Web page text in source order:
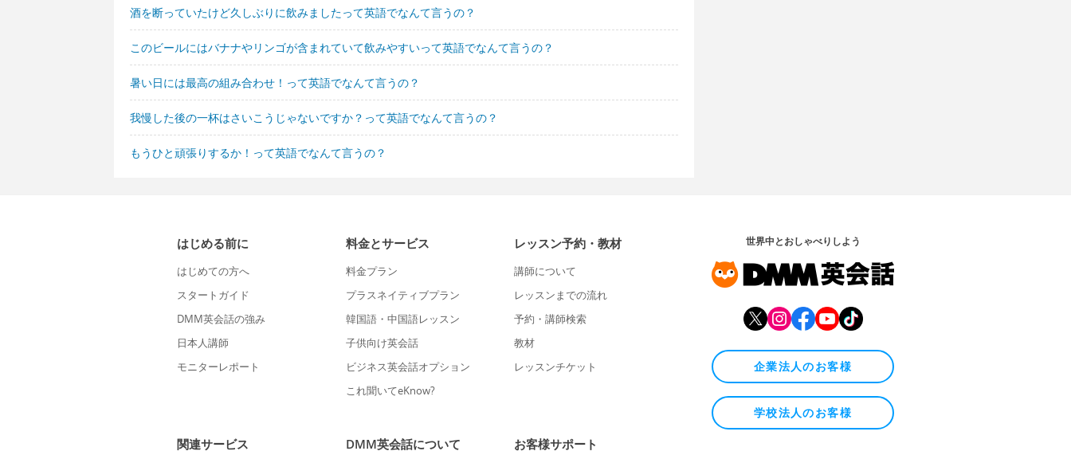
酒を断っていたけど久しぶりに飲みましたって英語でなんて言うの？
このビールにはバナナやリンゴが含まれていて飲みやすいって英語でなんて言うの？
暑い日には最高の組み合わせ！って英語でなんて言うの？
我慢した後の一杯はさいこうじゃないですか？って英語でなんて言うの？
もうひと頑張りするか！って英語でなんて言うの？
はじめる前に
はじめての方へ
スタートガイド
DMM英会話の強み
日本人講師
モニターレポート
料金とサービス
料金プラン
プラスネイティブプラン
韓国語・中国語レッスン
子供向け英会話
ビジネス英会話オプション
これ聞いてeKnow?
レッスン予約・教材
講師について
レッスンまでの流れ
予約・講師検索
教材
レッスンチケット
関連サービス DMM英会話について お客様サポート
世界中とおしゃべりしよう
企業法人のお客様
学校法人のお客様